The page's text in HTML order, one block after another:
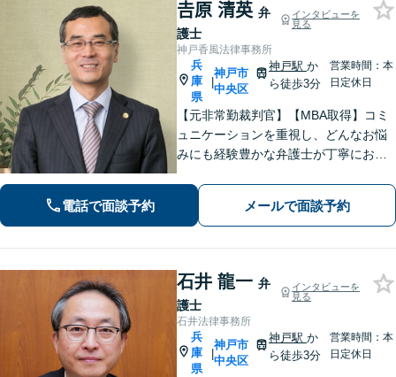
𠮷原 清英 弁
護士
インタビューを
見る
神戸香風法律事務所
兵
庫
県
|
神戸市
中央区
神戸駅 か
ら徒歩3分
営業時間：本
日定休日
【元非常勤裁判官】【MBA取得】コミ
ュニケーションを重視し、どんなお悩
みにも経験豊かな弁護士が丁寧にお応
定規的ではなく、法律を用いて人間の
「感情」を、いかに解決に導くかを大
電話で面談予約 メールで面談予約
石井 龍一 弁
護士
インタビューを
見る
石井法律事務所
兵
庫
県
|
神戸市
中央区
神戸駅 か
ら徒歩3分
営業時間：本
日定休日